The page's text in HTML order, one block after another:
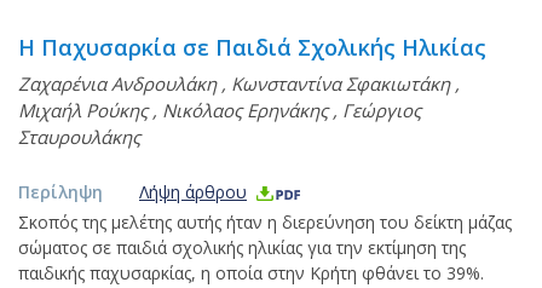
Η Παχυσαρκία σε Παιδιά Σχολικής Ηλικίας
Ζαχαρένια Ανδρουλάκη, Κωνσταντίνα Σφακιωτάκη,
Μιχαήλ Ρούκης, Νικόλαος Ερηνάκης, Γεώργιος
Σταυρουλάκης
Περίληψη
Λήψη άρθρου
Σκοπός της μελέτης αυτής ήταν η διερεύνηση του δείκτη μάζας
σώματος σε παιδιά σχολικής ηλικίας για την εκτίμηση της
παιδικής παχυσαρκίας, η οποία στην Κρήτη φθάνει το 39%.